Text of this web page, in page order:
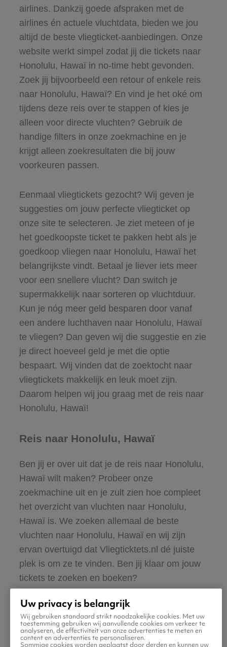
airlines. Dankzij goede afspraken met de
airlines én actuele vluchtdata, bieden we jou
altijd de beste vliegticket-aanbiedingen. Onze
website werkt simpel zodat jij die tickets naar
Honolulu, Hawaï in no-time hebt gevonden.
Zoek jij bijvoorbeeld een retour of enkele reis
naar Honolulu, Hawaï? En vind je het oké om
tijdens deze reis over te stappen of kies je
alleen voor directe vluchten? Gebruik de
handige filters in onze zoekmachine en je
krijgt alleen zoekresultaten die bij jouw
voorkeuren passen.
Eenmaal vliegtickets gezocht? Wij geven je
suggesties om jouw perfecte vliegticket op
onze site te selecteren. Je ziet meteen of je
het goedkoopste ticket te pakken hebt als je
goedkoop vliegen naar Honolulu, Hawaï het
belangrijkste vindt. Betaal je liever iets meer
voor een snellere vlucht? Dan switch je
supermakkelijk naar sorteren op vluchtduur.
Kun je nóg meer geld besparen door vanaf
een andere luchthaven naar Honolulu, Hawaï
te vliegen? Dan geven wij die suggestie en zie
je direct hoeveel geld je met die optie
bespaart. Wij vinden dat de zoektocht naar
vliegtickets makkelijk en leuk moet zijn.
Daarom helpen wij jou graag met de reis naar
Honolulu, Hawaï!
Reis naar Honolulu, Hawaï
Ben jij er over uit dat je de reis naar Honolulu,
Hawaï wilt maken? Probeer onze
zoekmachine uit en je zult zien hoe compleet
het overzicht van vluchten naar Honolulu,
Hawaï is. We zoeken allemaal de beste
vluchten naar Honolulu, Hawaï en wij zijn
ervan overtuigd dat Vliegticktets.nl dé juiste
plek is om ze te vinden. Ben jij klaar om jouw
tickets te zoeken en boeken?
Uw privacy is belangrijk
Wij gebruiken standaard strikt noodzakelijke cookies. Met uw
toestemming gebruiken wij aanvullende cookies om verkeer te
analyseren, de effectiviteit van onze advertenties te meten en
content en advertenties te personaliseren.
Sommige cookies worden geplaatst door derden en kunnen uw